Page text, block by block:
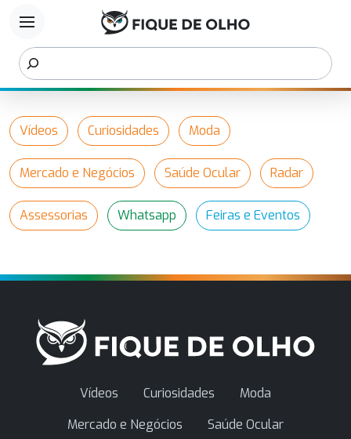
menu
Vídeos Curiosidades Moda
Mercado e Negócios Saúde Ocular Radar
Assessorias Whatsapp Feiras e Eventos
Vídeos Curiosidades
Moda
Mercado e Negócios
Saúde Ocular